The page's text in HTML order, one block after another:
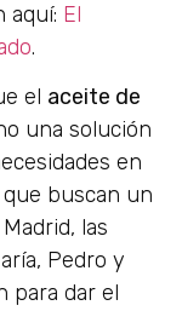
aquí: El
.
el aceite de
una solución
en
que buscan un
las
Pedro y
para dar el